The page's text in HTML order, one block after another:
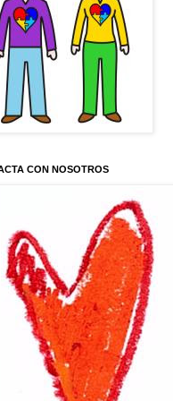
CON NOSOTROS